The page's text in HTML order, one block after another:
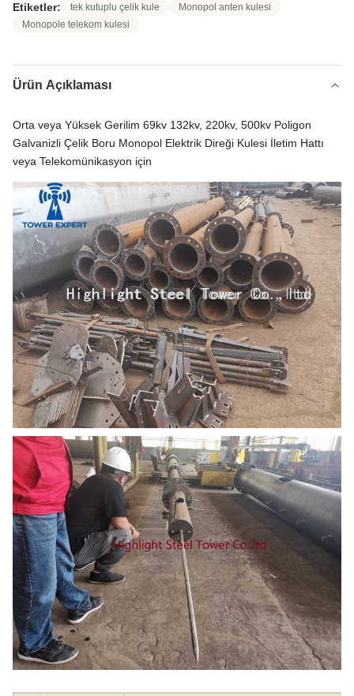
Etiketler: tek kutuplu çelik kule
Monopol anten kulesi
Monopole telekom kulesi
Ürün Açıklaması
Orta veya Yüksek Gerilim 69kv 132kv, 220kv, 500kv Poligon
Galvanizli Çelik Boru Monopol Elektrik Direği Kulesi İletim Hattı
veya Telekomünikasyon için